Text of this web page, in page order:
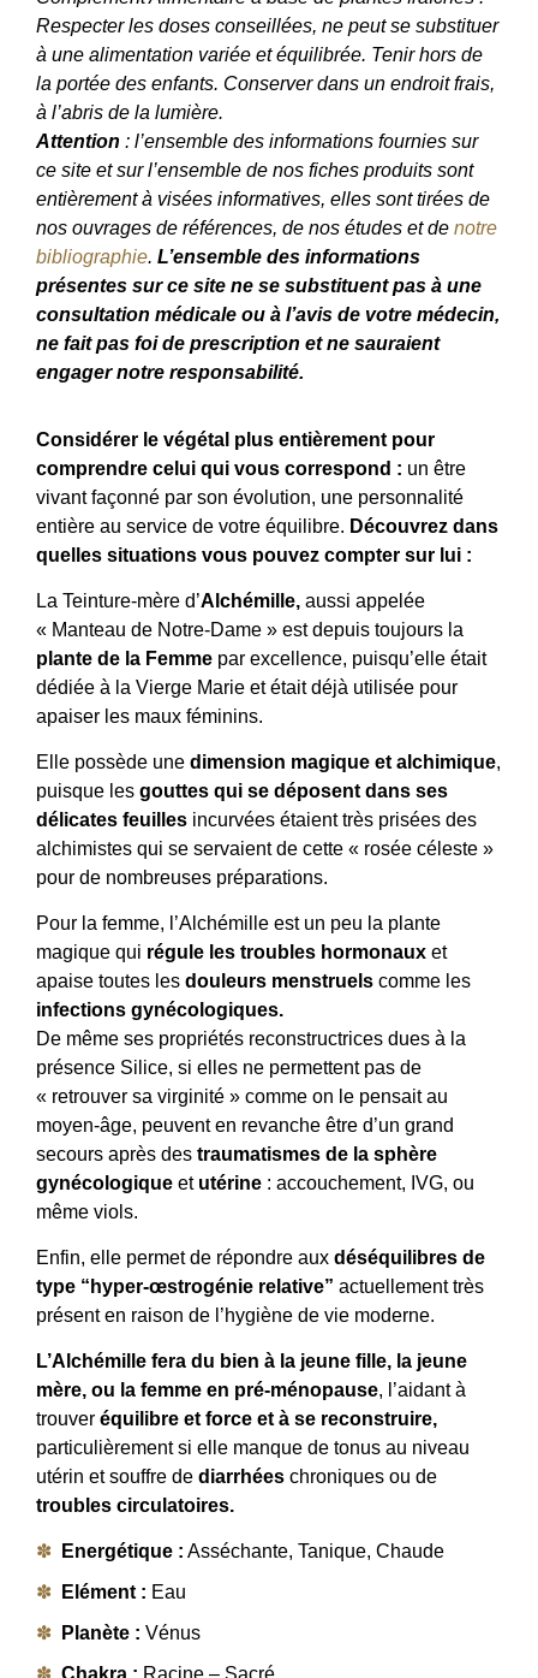
Respecter les doses conseillées, ne peut se substituer
à une alimentation variée et équilibrée. Tenir hors de
la portée des enfants. Conserver dans un endroit frais,
à l’abris de la lumière.
Attention : l’ensemble des informations fournies sur
ce site et sur l’ensemble de nos fiches produits sont
entièrement à visées informatives, elles sont tirées de
nos ouvrages de références, de nos études et de notre
bibliographie. L’ensemble des informations
présentes sur ce site ne se substituent pas à une
consultation médicale ou à l’avis de votre médecin,
ne fait pas foi de prescription et ne sauraient
engager notre responsabilité.
Considérer le végétal plus entièrement pour
comprendre celui qui vous correspond : un être
vivant façonné par son évolution, une personnalité
entière au service de votre équilibre. Découvrez dans
quelles situations vous pouvez compter sur lui :
La Teinture-mère d’Alchémille, aussi appelée
« Manteau de Notre-Dame » est depuis toujours la
plante de la Femme par excellence, puisqu’elle était
dédiée à la Vierge Marie et était déjà utilisée pour
apaiser les maux féminins.
Elle possède une dimension magique et alchimique,
puisque les gouttes qui se déposent dans ses
délicates feuilles incurvées étaient très prisées des
alchimistes qui se servaient de cette « rosée céleste »
pour de nombreuses préparations.
Pour la femme, l’Alchémille est un peu la plante
magique qui régule les troubles hormonaux et
apaise toutes les douleurs menstruels comme les
infections gynécologiques.
De même ses propriétés reconstructrices dues à la
présence Silice, si elles ne permettent pas de
« retrouver sa virginité » comme on le pensait au
moyen-âge, peuvent en revanche être d’un grand
secours après des traumatismes de la sphère
gynécologique et utérine : accouchement, IVG, ou
même viols.
Enfin, elle permet de répondre aux déséquilibres de
type “hyper-œstrogénie relative” actuellement très
présent en raison de l’hygiène de vie moderne.
L’Alchémille fera du bien à la jeune fille, la jeune
mère, ou la femme en pré-ménopause, l’aidant à
trouver équilibre et force et à se reconstruire,
particulièrement si elle manque de tonus au niveau
utérin et souffre de diarrhées chroniques ou de
troubles circulatoires.
Energétique : Asséchante, Tanique, Chaude
Elément : Eau
Planète : Vénus
Chakra : Racine – Sacré